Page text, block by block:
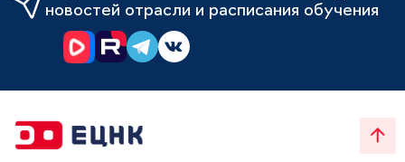
новостей отрасли и расписания обучения